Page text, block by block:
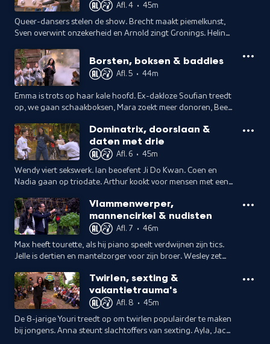
Afl. 4 • 45m
Queer-dansers stelen de show. Brecht maakt piemelkunst,
Sven overwint onzekerheid en Arnold zingt Gronings. Helin
in circusdoeken.
Borsten, boksen & baddies
Afl. 5 • 44m
Emma is trots op haar kale hoofd. Ex-dakloze Soufian treedt
op, we gaan schaakboksen, Mara zoekt meer donoren, Beer
medemenselijkheid.
Dominatrix, doorslaan &
daten met drie
Afl. 6 • 45m
Wendy viert sekswerk. Ian beoefent Ji Do Kwan. Coen en
Nadia gaan op triodate. Arthur kookt voor mensen met een
Bruce. Groep Blauw rapt.Vlammenwerper,
mannencirkel & nudisten
Afl. 7 • 46m
Max heeft tourette, als hij piano speelt verdwijnen zijn tics.
Jelle is dertien en mantelzorger voor zijn broer. Wesley zet
vlammenwerper.
Twirlen, sexting &
vakantietrauma's
Afl. 8 • 45m
De 8-jarige Youri treedt op om twirlen populairder te maken
bij jongens. Anna steunt slachtoffers van sexting. Ayla, Jacky